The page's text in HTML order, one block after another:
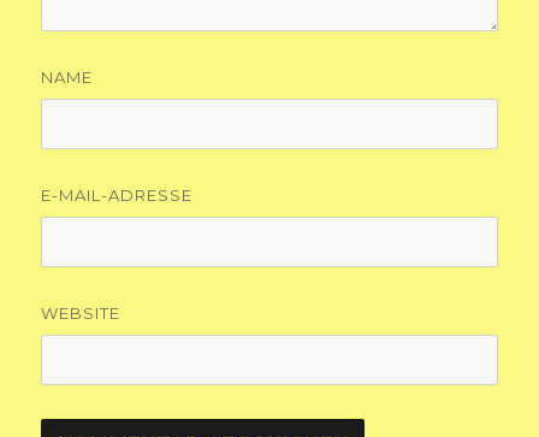
NAME
E-MAIL-ADRESSE
WEBSITE